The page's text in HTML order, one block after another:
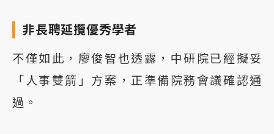
非長聘延攬優秀學者
不僅如此，廖俊智也透露，中研院已經擬妥
「人事雙箭」方案，正準備院務會議確認通
過。